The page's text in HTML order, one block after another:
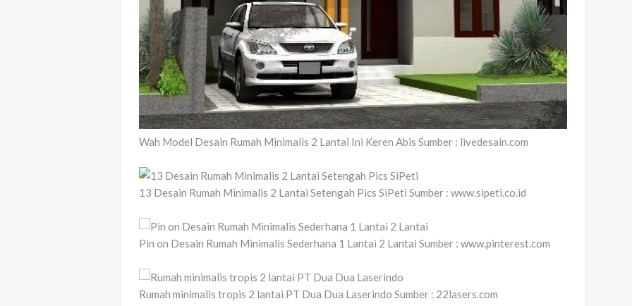
Wah Model Desain Rumah Minimalis 2 Lantai Ini Keren Abis Sumber : livedesain.com
13 Desain Rumah Minimalis 2 Lantai Setengah Pics SiPeti Sumber : www.sipeti.co.id
Pin on Desain Rumah Minimalis Sederhana 1 Lantai 2 Lantai Sumber : www.pinterest.com
Rumah minimalis tropis 2 lantai PT Dua Dua Laserindo Sumber : 22lasers.com